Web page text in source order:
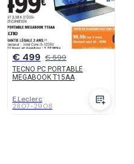
€ 499 € 599
TECNO PC PORTABLE
MEGABOOK T15AA
E.Leclerc
28.07-29.08